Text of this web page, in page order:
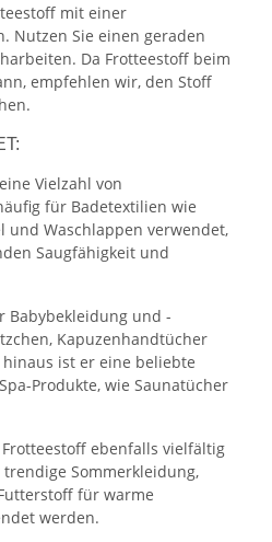
mit einer
Nutzen Sie einen geraden
Da Frotteestoff beim
empfehlen wir, den Stoff
Vielzahl von
für Badetextilien wie
und Waschlappen verwendet,
Saugfähigkeit und
Babybekleidung und -
Kapuzenhandtücher
ist er eine beliebte
Produkte, wie Saunatücher
ebenfalls vielfältig
Sommerkleidung,
für warme
werden.